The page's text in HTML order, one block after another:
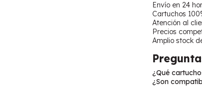
Envío en 24
Cartuchos
Atención al
Precios
Amplio stock
¿Qué
¿Son